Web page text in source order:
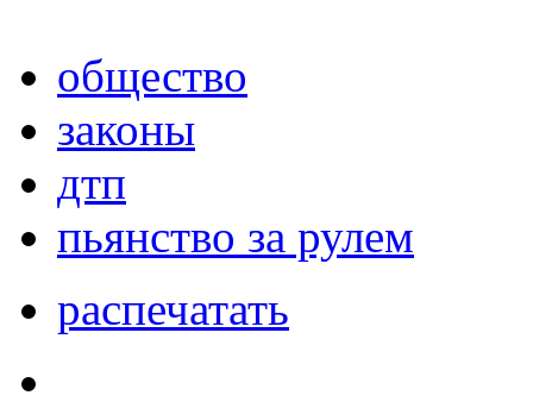
общество
законы
дтп
пьянство за рулем
распечатать